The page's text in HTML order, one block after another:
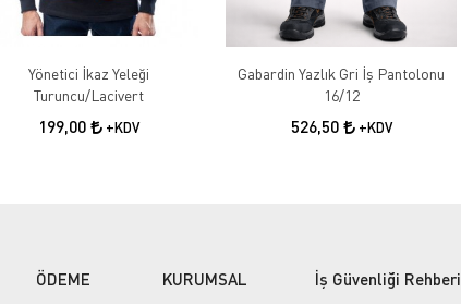
Yönetici İkaz Yeleği
Turuncu/Lacivert
199,00 +KDV
Gabardin Yazlık Gri İş Pantolonu
16/12
526,50 +KDV
ÖDEME KURUMSAL İş Güvenliği Rehberi